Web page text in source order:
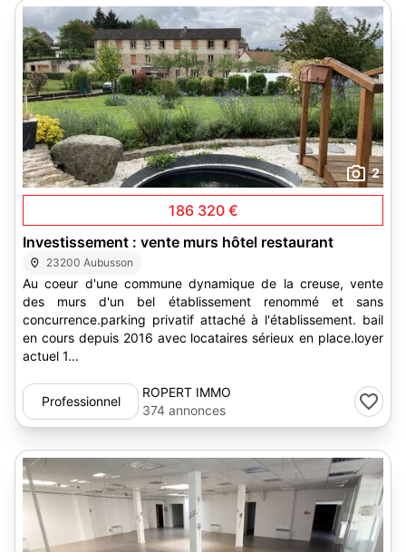
2
186 320 €
Investissement : vente murs hôtel restaurant
23200 Aubusson
Au coeur d'une commune dynamique de la creuse, vente
des murs d'un bel établissement renommé et sans
concurrence.parking privatif attaché à l'établissement. bail
en cours depuis 2016 avec locataires sérieux en place.loyer
actuel 1...
Professionnel
ROPERT IMMO
374 annonces